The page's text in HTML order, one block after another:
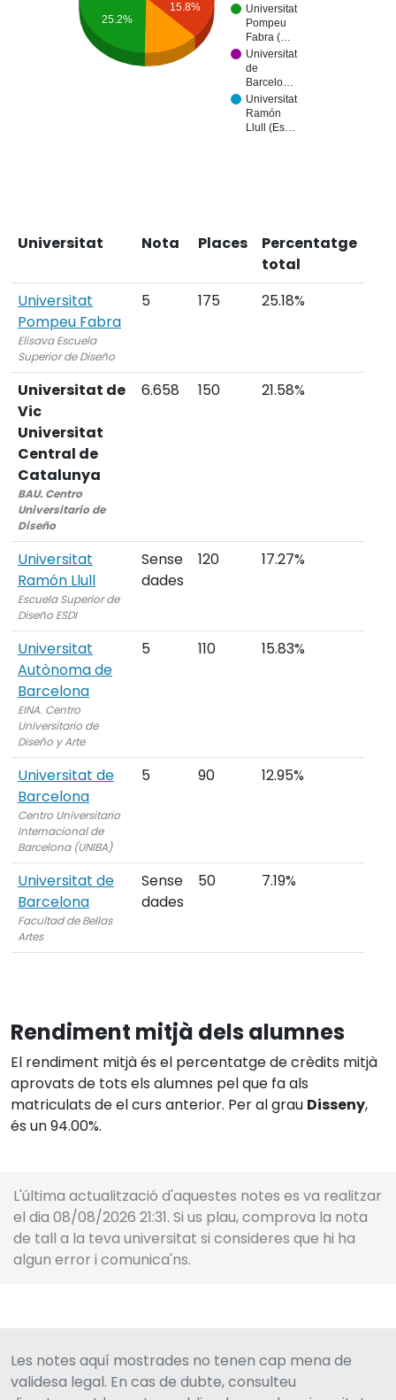
Universitat
Pompeu
Fabra (…
Universitat
de
Barcelo…
Universitat
Ramón
Llull (Es…
15.8%
25.2%
Universitat Nota Places
Percentatge
total
Universitat
Pompeu Fabra
Elisava Escuela
Superior de Diseño
5 175 25.18%
Universitat de
Vic
Universitat
Central de
Catalunya
BAU. Centro
Universitario de
Diseño
6.658 150 21.58%
Universitat
Ramón Llull
Escuela Superior de
Diseño ESDI
Sense
dades
120 17.27%
Universitat
Autònoma de
Barcelona
EINA. Centro
Universitario de
Diseño y Arte
5 110 15.83%
Universitat de
Barcelona
Centro Universitario
Internacional de
Barcelona (UNIBA)
5 90 12.95%
Universitat de
Barcelona
Facultad de Bellas
Artes
Sense
dades
50 7.19%
Rendiment mitjà dels alumnes
El rendiment mitjà és el percentatge de crèdits mitjà
aprovats de tots els alumnes pel que fa als
matriculats de el curs anterior. Per al grau Disseny,
és un 94.00%.
L'última actualització d'aquestes notes es va realitzar
el dia 08/08/2026 21:31. Si us plau, comprova la nota
de tall a la teva universitat si consideres que hi ha
algun error i comunica'ns.
Les notes aquí mostrades no tenen cap mena de
validesa legal. En cas de dubte, consulteu